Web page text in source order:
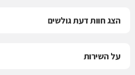
הצג חוות דעת גולשים
על השירות